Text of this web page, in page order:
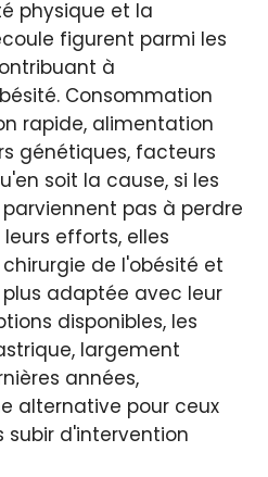
physique et la
figurent parmi les
à
Consommation
rapide, alimentation
génétiques, facteurs
soit la cause, si les
pas à perdre
efforts, elles
de l'obésité et
adaptée avec leur
disponibles, les
largement
années,
alternative pour ceux
subir d'intervention